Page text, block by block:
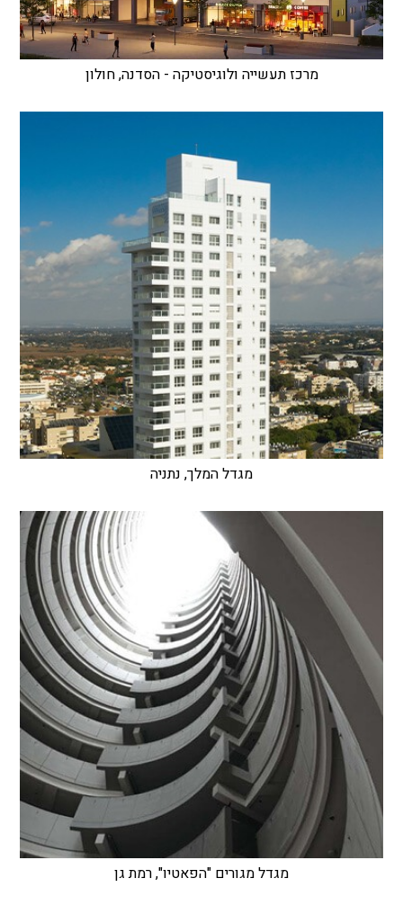
מרכז תעשייה ולוגיסטיקה - הסדנה, חולון
מגדל המלך, נתניה
מגדל מגורים "הפאטיו", רמת גן